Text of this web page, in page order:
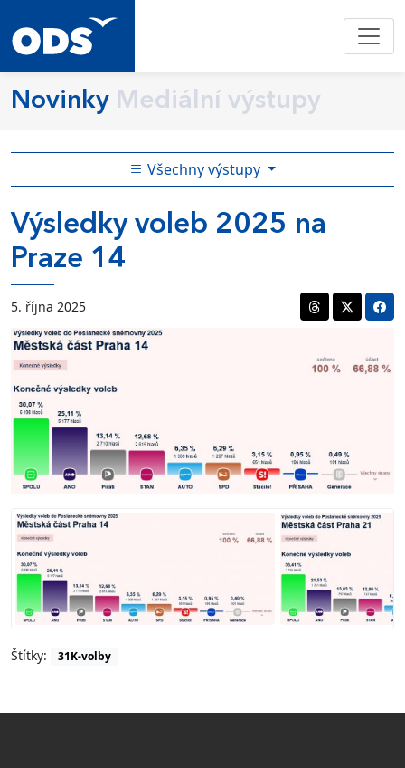
Novinky Mediální výstupy
Všechny výstupy
Výsledky voleb 2025 na
Praze 14
5. října 2025
Štítky: 31K-volby